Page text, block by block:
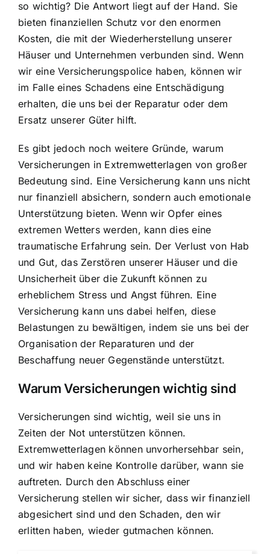
so wichtig? Die Antwort liegt auf der Hand. Sie
bieten finanziellen Schutz vor den enormen
Kosten, die mit der Wiederherstellung unserer
Häuser und Unternehmen verbunden sind. Wenn
wir eine Versicherungspolice haben, können wir
im Falle eines Schadens eine Entschädigung
erhalten, die uns bei der Reparatur oder dem
Ersatz unserer Güter hilft.
Es gibt jedoch noch weitere Gründe, warum
Versicherungen in Extremwetterlagen von großer
Bedeutung sind. Eine Versicherung kann uns nicht
nur finanziell absichern, sondern auch emotionale
Unterstützung bieten. Wenn wir Opfer eines
extremen Wetters werden, kann dies eine
traumatische Erfahrung sein. Der Verlust von Hab
und Gut, das Zerstören unserer Häuser und die
Unsicherheit über die Zukunft können zu
erheblichem Stress und Angst führen. Eine
Versicherung kann uns dabei helfen, diese
Belastungen zu bewältigen, indem sie uns bei der
Organisation der Reparaturen und der
Beschaffung neuer Gegenstände unterstützt.
Warum Versicherungen wichtig sind
Versicherungen sind wichtig, weil sie uns in
Zeiten der Not unterstützen können.
Extremwetterlagen können unvorhersehbar sein,
und wir haben keine Kontrolle darüber, wann sie
auftreten. Durch den Abschluss einer
Versicherung stellen wir sicher, dass wir finanziell
abgesichert sind und den Schaden, den wir
erlitten haben, wieder gutmachen können.